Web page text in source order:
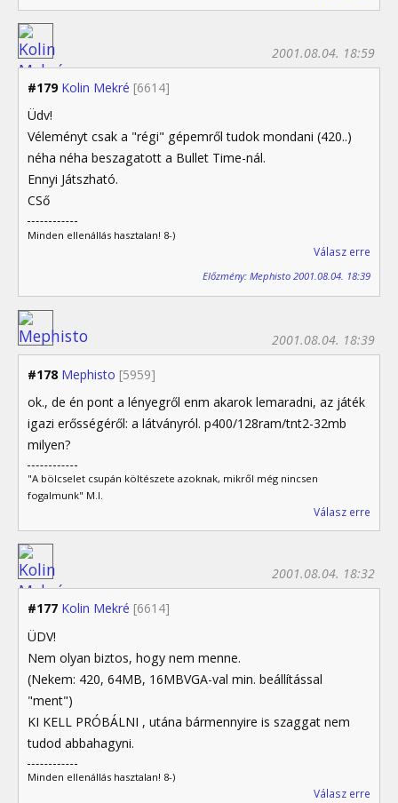
#179 Kolin Mekré [6614]
2001.08.04. 18:59
Üdv!
Véleményt csak a "régi" gépemről tudok mondani (420..)
néha néha beszagatott a Bullet Time-nál.
Ennyi Játszható.
CSő
Minden ellenállás hasztalan! 8-)
Válasz erre
Előzmény: Mephisto 2001.08.04. 18:39
#178 Mephisto [5959]
2001.08.04. 18:39
ok., de én pont a lényegről enm akarok lemaradni, az játék
igazi erősségéről: a látványról. p400/128ram/tnt2-32mb
milyen?
"A bölcselet csupán költészete azoknak, mikről még nincsen
fogalmunk" M.I.
Válasz erre
#177 Kolin Mekré [6614]
2001.08.04. 18:32
ÜDV!
Nem olyan biztos, hogy nem menne.
(Nekem: 420, 64MB, 16MBVGA-val min. beállítással
"ment")
KI KELL PRÓBÁLNI , utána bármennyire is szaggat nem
tudod abbahagyni.
Minden ellenállás hasztalan! 8-)
Válasz erre